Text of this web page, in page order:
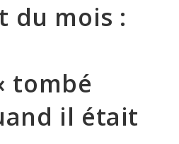
du mois :
tombé
il était